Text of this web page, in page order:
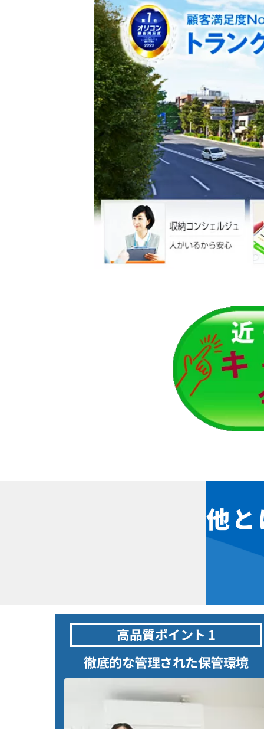
他
高品質ポイント 1
徹底的な管理された保管環境